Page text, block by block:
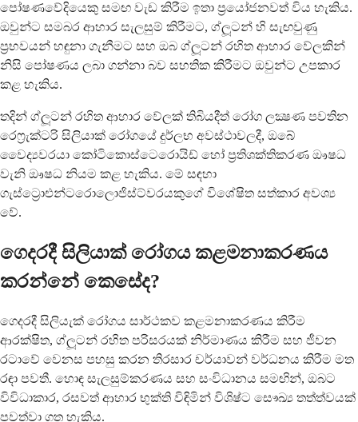
පෝෂණවේදියෙකු සමඟ වැඩ කිරීම ඉතා ප්‍රයෝජනවත් විය හැකිය.
ඔවුන්ට සමබර ආහාර සැලසුම් කිරීමට, ග්ලූටන් හි සැඟවුණු
ප්‍රභවයන් හඳුනා ගැනීමට සහ ඔබ ග්ලූටන් රහිත ආහාර වේලකින්
නිසි පෝෂණය ලබා ගන්නා බව සහතික කිරීමට ඔවුන්ට උපකාර
කළ හැකිය.
තදින් ග්ලූටන් රහිත ආහාර වේලක් තිබියදීත් රෝග ලක්‍ෂණ පවතින
රෙෆ්‍රැක්ටරි සිලියාක් රෝගයේ දුර්ලභ අවස්ථාවලදී, ඔබේ
වෛද්‍යවරයා කෝටිකොස්ටෙරොයිඩ් හෝ ප්‍රතිශක්තිකරණ ඖෂධ
වැනි ඖෂධ නියම කළ හැකිය. මේ සඳහා
ගැස්ට්‍රොඑන්ටරොලොජිස්ට්වරයකුගේ විශේෂිත සත්කාර අවශ්‍ය
වේ.
ගෙදරදී සිලියාක් රෝගය කළමනාකරණය
කරන්නේ කෙසේද?
ගෙදරදී සිලියැක් රෝගය සාර්ථකව කළමනාකරණය කිරීම
ආරක්ෂිත, ග්ලූටන් රහිත පරිසරයක් නිර්මාණය කිරීම සහ ජීවන
රටාවේ වෙනස පහසු කරන තිරසාර චර්යාවන් වර්ධනය කිරීම මත
රඳා පවතී. හොඳ සැලසුම්කරණය සහ සංවිධානය සමඟින්, ඔබට
විවිධාකාර, රසවත් ආහාර භුක්ති විඳිමින් විශිෂ්ට සෞඛ්‍ය තත්ත්වයක්
පවත්වා ගත හැකිය.